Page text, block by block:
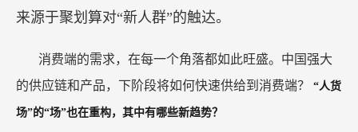
来源于聚划算对“新人群”的触达。
消费端的需求，在每一个角落都如此旺盛。中国强大
的供应链和产品，下阶段将如何快速供给到消费端？ “人货
场”的“场”也在重构，其中有哪些新趋势？